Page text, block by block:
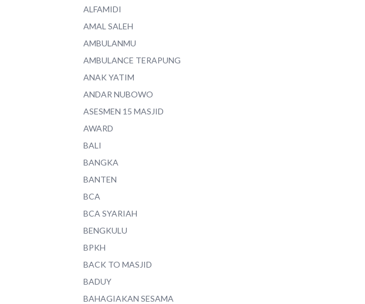
ALFAMIDI
AMAL SALEH
AMBULANMU
AMBULANCE TERAPUNG
ANAK YATIM
ANDAR NUBOWO
ASESMEN 15 MASJID
AWARD
BALI
BANGKA
BANTEN
BCA
BCA SYARIAH
BENGKULU
BPKH
BACK TO MASJID
BADUY
BAHAGIAKAN SESAMA